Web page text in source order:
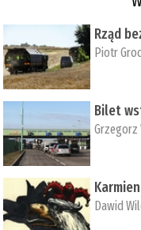
Rząd
Piotr
Bilet
Grzegorz
Dawid